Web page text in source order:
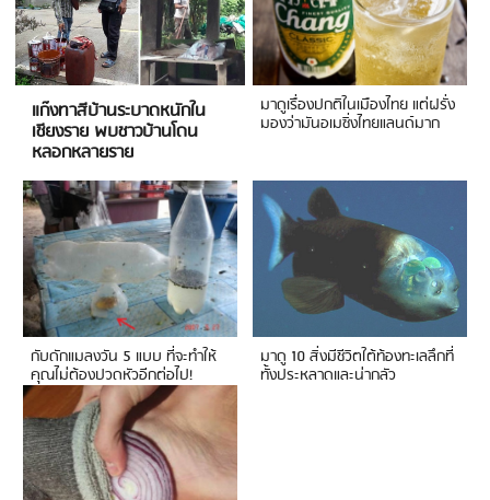
แก๊งทาสีบ้านระบาดหนักใน
เชียงราย พบชาวบ้านโดน
หลอกหลายราย
มาดูเรื่องปกติในเมืองไทย แต่ฝรั่ง
มองว่ามันอเมซิ่งไทยแลนด์มาก
กับดักแมลงวัน 5 แบบ ที่จะทำให้
คุณไม่ต้องปวดหัวอีกต่อไป!
มาดู 10 สิ่งมีชีวิตใต้ท้องทะเลลึกที่
ทั้งประหลาดและน่ากลัว